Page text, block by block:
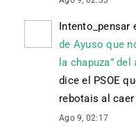
Intento_pensar
de Ayuso que
la chapuza” del
dice el PSOE
rebotais al
Ago 9, 02:17